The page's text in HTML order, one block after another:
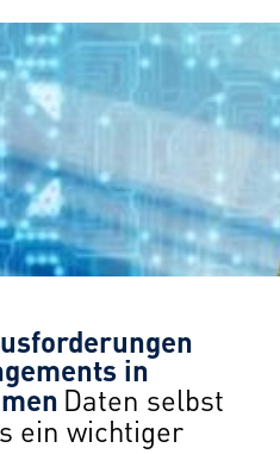
in
Daten selbst
ein wichtiger